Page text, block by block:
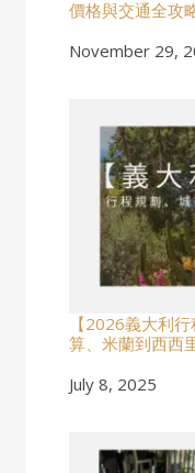
價格與交通全攻
Date
November 29,
【2026義大利
算、米蘭到西西
Date
July 8, 2025